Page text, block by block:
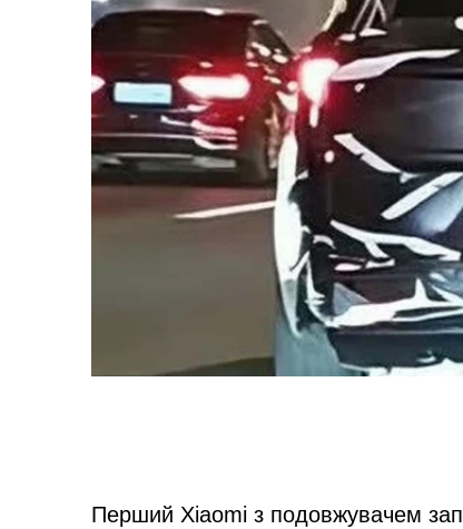
Перший Xiaomi з подовжувачем